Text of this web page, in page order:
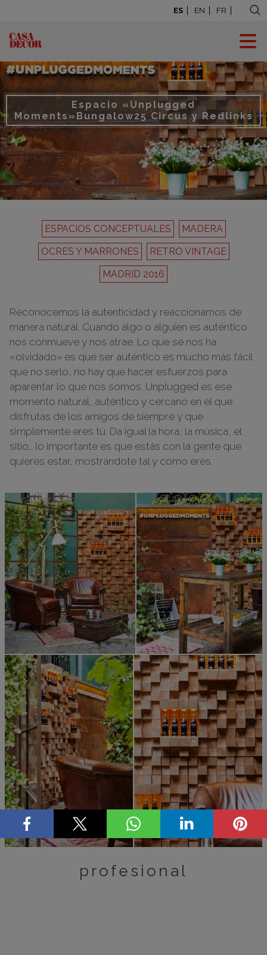
ES EN FR
Espacio «Unplugged
Moments» Bungalow25 Circus y Redlinks
ESPACIOS CONCEPTUALES
MADERA
OCRES Y MARRONES
RETRO VINTAGE
MADRID 2016
Reconocemos la autenticidad y reaccionamos de
manera natural. Cuando algo o alguien es auténtico
nos conmueve y nos atrae. Lo que se nos ha
«olvidado» es que ser auténtico es mucho más fácil
que no serlo, no hay que hacer esfuerzos para
aparentar lo que nos somos. Unplugged es ese
momento natural, auténtico y cercano en el que
disfrutas de los amigos de siempre y que
simplemente eres tú. Da igual la hora, la música, el
sitio… lo importante es que estás con la gente que
quieres estar, mostrándote tal y como eres.
profesional